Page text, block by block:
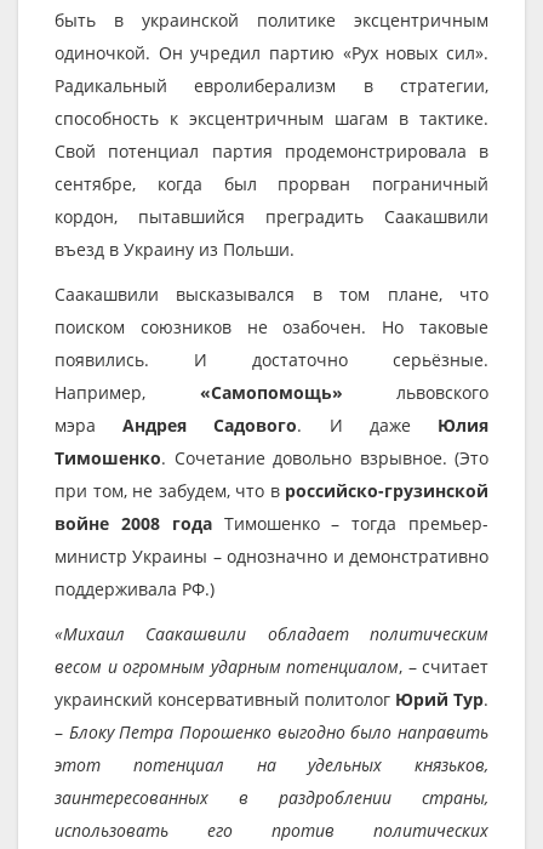
быть в украинской политике эксцентричным
одиночкой. Он учредил партию «Рух новых сил».
Радикальный евролиберализм в стратегии,
способность к эксцентричным шагам в тактике.
Свой потенциал партия продемонстрировала в
сентябре, когда был прорван пограничный
кордон, пытавшийся преградить Саакашвили
въезд в Украину из Польши.
Саакашвили высказывался в том плане, что
поиском союзников не озабочен. Но таковые
появились. И достаточно серьёзные.
Например, «Самопомощь» львовского
мэраАндрея Садового. И даже Юлия
Тимошенко. Сочетание довольно взрывное. (Это
при том, не забудем, что в российско-грузинской
войне 2008 годаТимошенко – тогда премьер-
министр Украины – однозначно и демонстративно
поддерживала РФ.)
«Михаил Саакашвили обладает политическим
весом и огромным ударным потенциалом, – считает
украинский консервативный политолог Юрий Тур.
– Блоку Петра Порошенко выгодно было направить
этот потенциал на удельных князьков,
заинтересованных в раздроблении страны,
использовать его против политических